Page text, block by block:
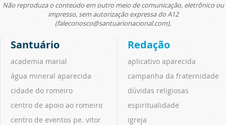
Não reproduza o conteúdo em outro meio de comunicação, eletrônico ou
impresso, sem autorização expressa do A12
(faleconosco@santuarionacional.com).
Santuário
academia marial
água mineral aparecida
cidade do romeiro
centro de apoio ao romeiro
centro de eventos pe. vitor
Redação
aplicativo aparecida
campanha da fraternidade
dúvidas religiosas
espiritualidade
igreja